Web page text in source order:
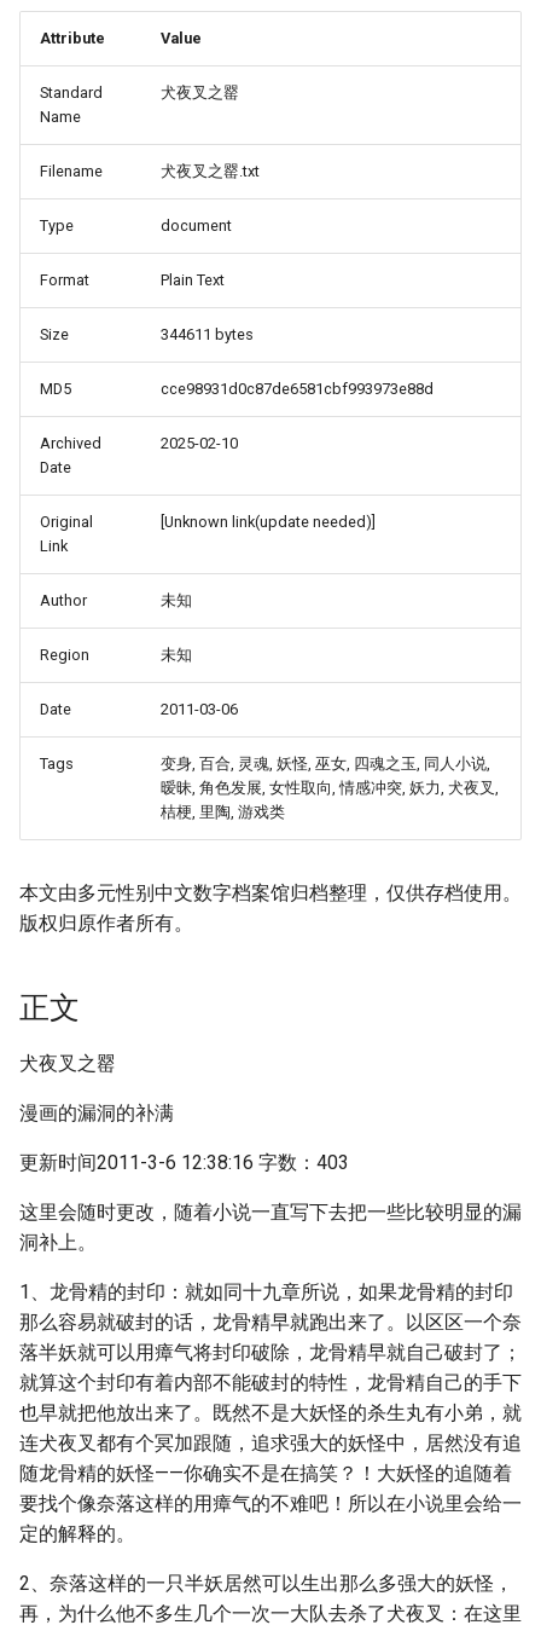
Attribute Value
Standard
Name
犬夜叉之罂
Filename 犬夜叉之罂.txt
Type document
Format Plain Text
Size 344611 bytes
MD5 cce98931d0c87de6581cbf993973e88d
Archived
Date
2025-02-10
Original
Link
[Unknown link(update needed)]
Author 未知
Region 未知
Date 2011-03-06
Tags
变身, 百合, 灵魂, 妖怪, 巫女, 四魂之玉, 同人小说,
暧昧, 角色发展, 女性取向, 情感冲突, 妖力, 犬夜叉,
桔梗, 里陶, 游戏类
本文由多元性别中文数字档案馆归档整理，仅供存档使用。
版权归原作者所有。
正文
犬夜叉之罂
漫画的漏洞的补满
更新时间2011-3-6 12:38:16 字数：403
这里会随时更改，随着小说一直写下去把一些比较明显的漏
洞补上。
1、龙骨精的封印：就如同十九章所说，如果龙骨精的封印
那么容易就破封的话，龙骨精早就跑出来了。以区区一个奈
落半妖就可以用瘴气将封印破除，龙骨精早就自己破封了；
就算这个封印有着内部不能破封的特性，龙骨精自己的手下
也早就把他放出来了。既然不是大妖怪的杀生丸有小弟，就
连犬夜叉都有个冥加跟随，追求强大的妖怪中，居然没有追
随龙骨精的妖怪——你确实不是在搞笑？！大妖怪的追随着
要找个像奈落这样的用瘴气的不难吧！所以在小说里会给一
定的解释的。
2、奈落这样的一只半妖居然可以生出那么多强大的妖怪，
再，为什么他不多生几个一次一大队去杀了犬夜叉：在这里